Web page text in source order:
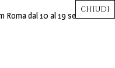
Roma dal 10 al 19 settembre
Close
Close
Close
Close
CHIUDI
CHIUDI
CHIUDI
CHIUDI
CHIUDI